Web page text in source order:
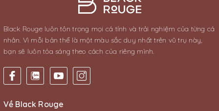
Black Rouge luôn tôn trọng mọi cá tính và trải nghiệm của từng cá
nhân. Vì mỗi bản thể là một màu sắc duy nhất trên vũ trụ này,
bạn sẽ luôn tỏa sáng theo cách của riêng mình.
Về Black Rouge